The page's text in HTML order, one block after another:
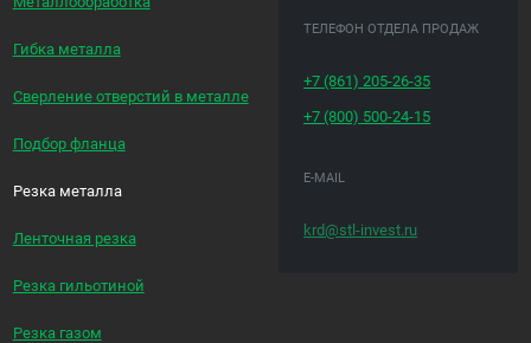
Гибка металла
Сверление отверстий в металле
Подбор фланца
Резка металла
Ленточная резка
Резка гильотиной
Резка газом
ТЕЛЕФОН ОТДЕЛА ПРОДАЖ
+7 (861)205-26-35
+7 (800) 500-24-15
E-MAIL
krd@stl-invest.ru